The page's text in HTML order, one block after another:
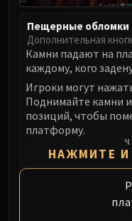
Пещерные обломки
Дополнительная
Камни падают на
каждому, кого
Игроки могут
Поднимайте камни
позиций, чтобы
платформу.
НАЖМИТЕ